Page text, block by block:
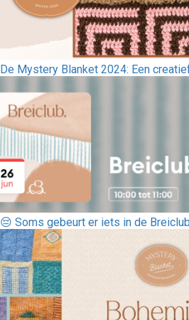
De Mystery Blanket 2024: Een
😔 Soms gebeurt er iets in de